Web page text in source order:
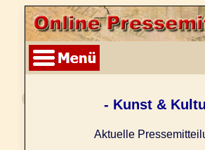
- Kunst &
Aktuelle